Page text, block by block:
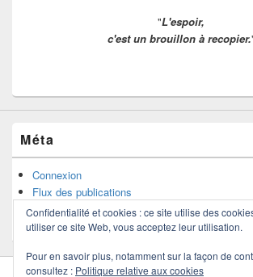
"L'espoir,
c'est un brouillon à recopier.
Méta
Connexion
Flux des publications
Flux des commentaires
Site de WordPress-FR
Confidentialité et cookies : ce site utilise des
utiliser ce site Web, vous acceptez leur utilisation.
Pour en savoir plus, notamment sur la façon de
consultez : Politique relative aux cookies